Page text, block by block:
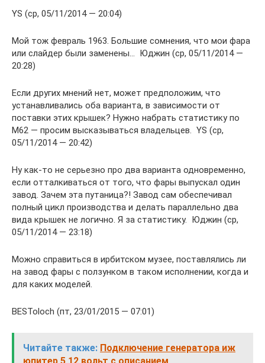
YS (ср, 05/11/2014 — 20:04)
Мой тож февраль 1963. Большие сомнения, что мои фара
или слайдер были заменены… Юджин (ср, 05/11/2014 —
20:28)
Если других мнений нет, может предположим, что
устанавливались оба варианта, в зависимости от
поставки этих крышек? Нужно набрать статистику по
М62 — просим высказываться владельцев. YS (ср,
05/11/2014 — 20:42)
Ну как-то не серьезно про два варианта одновременно,
если отталкиваться от того, что фары выпускал один
завод. Зачем эта путаница?! Завод сам обеспечивал
полный цикл производства и делать параллельно два
вида крышек не логично. Я за статистику. Юджин (ср,
05/11/2014 — 23:18)
Можно справиться в ирбитском музее, поставлялись ли
на завод фары с ползунком в таком исполнении, когда и
для каких моделей.
BESToloch (пт, 23/01/2015 — 07:01)
Читайте также: Подключение генератора иж